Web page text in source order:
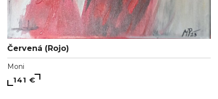
Červená (Rojo)
Moni
141 €